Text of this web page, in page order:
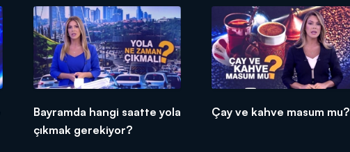
Bayramda hangi saatte yola
çıkmak gerekiyor?
Çay ve kahve masum mu?